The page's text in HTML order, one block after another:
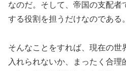
なのだ。そして、帝国の支配者
する役割を担うだけなのである。
そんなことをすれば、現在の世
入れられないか、まったく合理